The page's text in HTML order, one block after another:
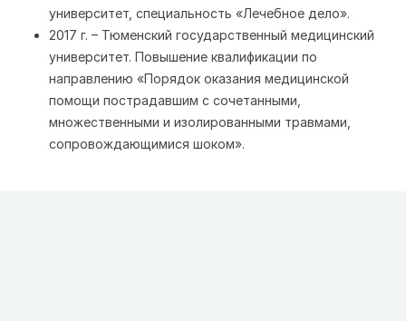
университет, специальность «Лечебное дело».
2017 г. – Тюменский государственный медицинский
университет. Повышение квалификации по
направлению «Порядок оказания медицинской
помощи пострадавшим с сочетанными,
множественными и изолированными травмами,
сопровождающимися шоком».